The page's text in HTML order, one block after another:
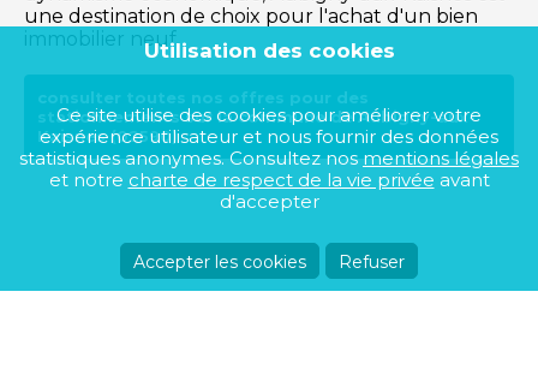
une destination de choix pour l'achat d'un bien
immobilier neuf.
consulter toutes nos offres pour des
stationnements sur la commune de Aubigny-aux-
Kaisnes (02590)
Utilisation des cookies
Ce site utilise des cookies pour améliorer votre
expérience utilisateur et nous fournir des données
statistiques anonymes. Consultez nosmentions légales
et notre charte de respect de la vie privée avant
d'accepter
Accepter les cookies Refuser